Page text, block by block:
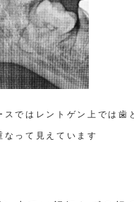
ではレントゲン上では歯
なって見えています